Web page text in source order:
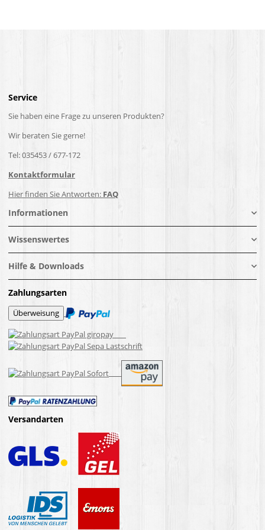
Service
Sie haben eine Frage zu unseren Produkten?
Wir beraten Sie gerne!
Tel: 035453 / 677-172
Kontaktformular
Hier finden Sie Antworten: FAQ
Informationen
Wissenswertes
Hilfe & Downloads
Zahlungsarten
Versandarten